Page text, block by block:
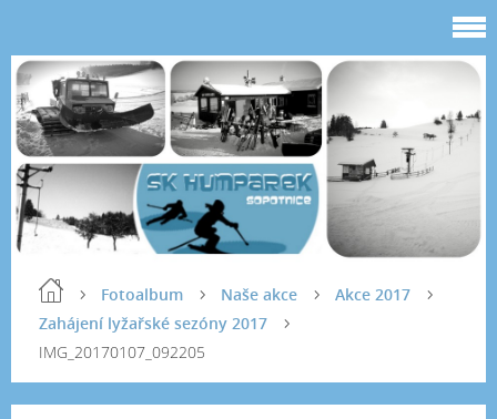
Fotoalbum Naše akce
Akce 2017
Zahájení lyžařské sezóny 2017
IMG_20170107_092205